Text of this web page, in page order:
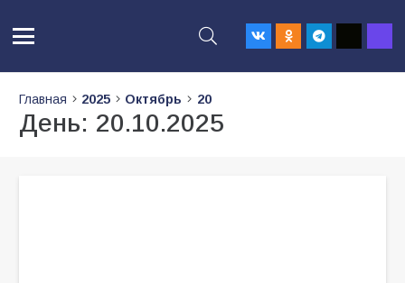
Главная 2025 Октябрь 20
День: 20.10.2025